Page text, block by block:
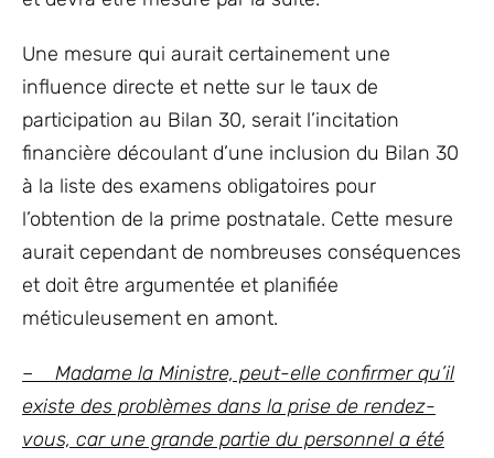
Une mesure qui aurait certainement une
influence directe et nette sur le taux de
participation au Bilan 30, serait l’incitation
financière découlant d’une inclusion du Bilan 30
à la liste des examens obligatoires pour
l’obtention de la prime postnatale. Cette mesure
aurait cependant de nombreuses conséquences
et doit être argumentée et planifiée
méticuleusement en amont.
– Madame la Ministre, peut-elle confirmer qu’il
existe des problèmes dans la prise de rendez-
vous, car une grande partie du personnel a été